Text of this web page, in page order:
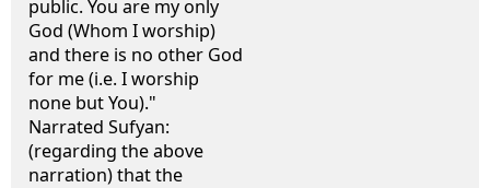
public. You are my only
God (Whom I worship)
and there is no other God
for me (i.e. I worship
none but You)."
Narrated Sufyan:
(regarding the above
narration) that the